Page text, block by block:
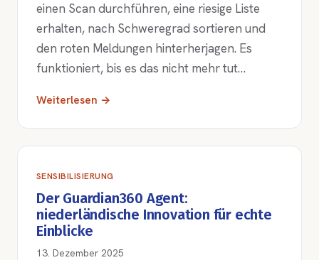
einen Scan durchführen, eine riesige Liste
erhalten, nach Schweregrad sortieren und
den roten Meldungen hinterherjagen. Es
funktioniert, bis es das nicht mehr tut…
Weiterlesen →
SENSIBILISIERUNG
Der Guardian360 Agent:
niederländische Innovation für echte
Einblicke
13. Dezember 2025